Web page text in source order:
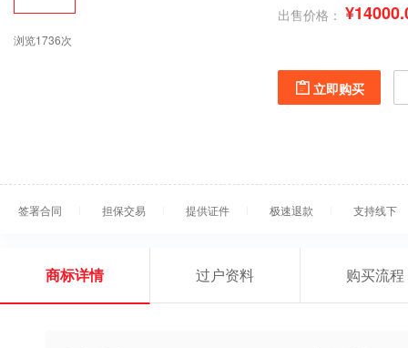
浏览1736次
出售价格：
立即购买
签署合同 担保交易 提供证件 极速退款 支持线下
商标详情 过户资料 购买流程